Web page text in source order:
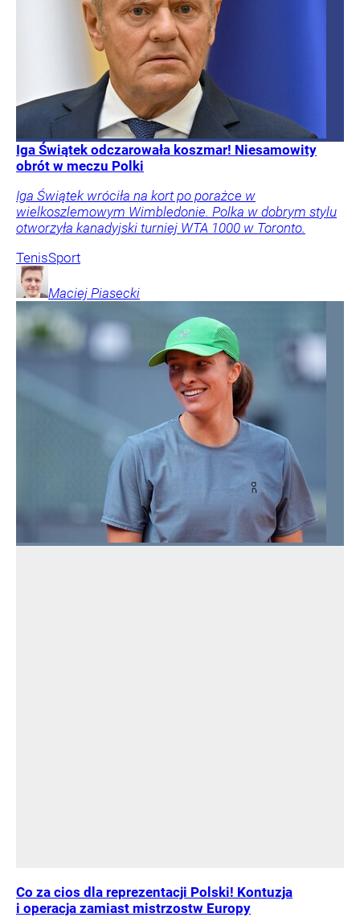
Iga Świątek odczarowała koszmar! Niesamowity
obrót w meczu Polki
Iga Świątek wróciła na kort po porażce w
wielkoszlemowym Wimbledonie. Polka w dobrym stylu
otworzyła kanadyjski turniej WTA 1000 w Toronto.
TenisSport
Maciej Piasecki
Co za cios dla reprezentacji Polski! Kontuzja
i operacja zamiast mistrzostw Europy